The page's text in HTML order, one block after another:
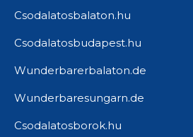
Csodalatosbalaton.hu
Csodalatosbudapest.hu
Wunderbarerbalaton.de
Wunderbaresungarn.de
Csodalatosborok.hu